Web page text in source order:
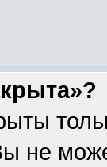
не